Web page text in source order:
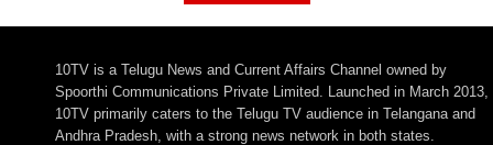
10TV is a Telugu News and Current Affairs Channel owned by
Spoorthi Communications Private Limited. Launched in March 2013,
10TV primarily caters to the Telugu TV audience in Telangana and
Andhra Pradesh, with a strong news network in both states.